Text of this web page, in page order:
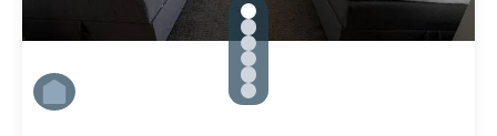
gallery.slide_selector
Zu Slide 1 wechseln
Zu Slide 2 wechseln
Zu Slide 3 wechseln
Zu Slide 4 wechseln
Zu Slide 5 wechseln
Zu Slide 6 wechseln